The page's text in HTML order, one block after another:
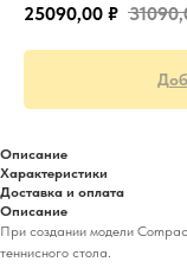
25090,00 ₽
Описание
Характеристики
Доставка и оплата
Описание
При создании модели
теннисного стола.